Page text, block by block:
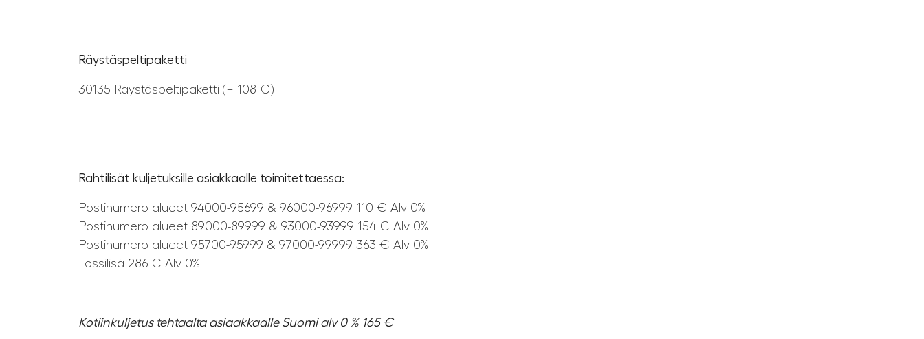
Räystäspeltipaketti
30135 Räystäspeltipaketti (+ 108 €)
Rahtilisät kuljetuksille asiakkaalle toimitettaessa:
Postinumero alueet 94000-95699 & 96000-96999 110 € Alv 0%
Postinumero alueet 89000-89999 & 93000-93999 154 € Alv 0%
Postinumero alueet 95700-95999 & 97000-99999 363 € Alv 0%
Lossilisä 286 € Alv 0%
Kotiinkuljetus tehtaalta asiaakkaalle Suomi alv 0 % 165 €